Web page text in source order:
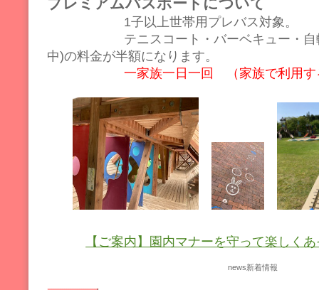
プレミアムパスポートについて
1子以上世帯用プレバス対象。
テニスコート・バーベキュー・自転
中)の料金が半額になります。
一家族一日一回 （家族で利用す
【ご案内】園内マナーを守って楽しく
news新着情報